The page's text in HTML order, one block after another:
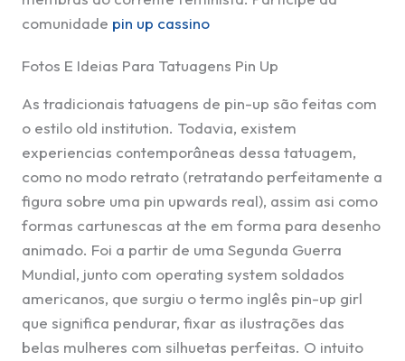
comunidade pin up cassino
Fotos E Ideias Para Tatuagens Pin Up
As tradicionais tatuagens de pin-up são feitas com
o estilo old institution. Todavia, existem
experiencias contemporâneas dessa tatuagem,
como no modo retrato (retratando perfeitamente a
figura sobre uma pin upwards real), assim asi como
formas cartunescas at the em forma para desenho
animado. Foi a partir de uma Segunda Guerra
Mundial, junto com operating system soldados
americanos, que surgiu o termo inglês pin-up girl
que significa pendurar, fixar as ilustrações das
belas mulheres com silhuetas perfeitas. O intuito